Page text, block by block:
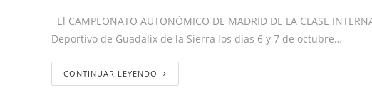
El CAMPEONATO AUTONÓMICO DE MADRID DE LA CLASE
Deportivo de Guadalix de la Sierra los días 6 y 7 de octubre…
CONTINUAR LEYENDO